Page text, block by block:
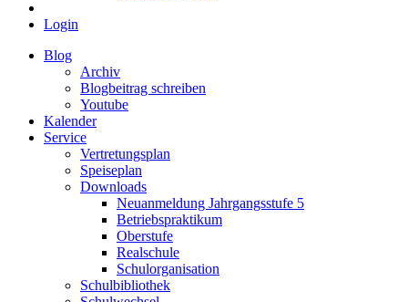
Login
Blog
Archiv
Blogbeitrag schreiben
Youtube
Kalender
Service
Vertretungsplan
Speiseplan
Downloads
Neuanmeldung Jahrgangsstufe 5
Betriebspraktikum
Oberstufe
Realschule
Schulorganisation
Schulbibliothek